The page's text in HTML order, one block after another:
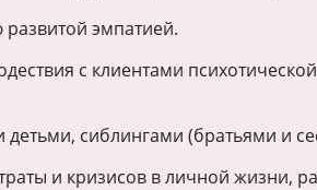
эмпатией.
с клиентами
сиблингами (братьями и
и кризисов в личной жизни,